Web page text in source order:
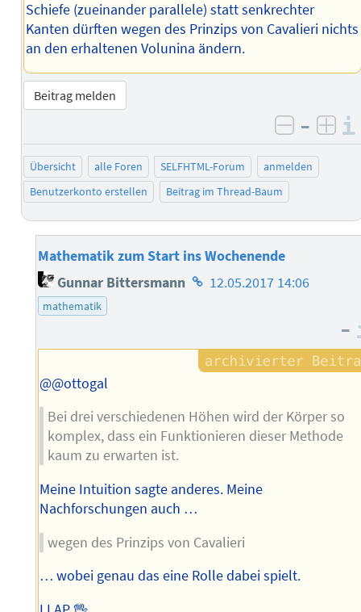
Schiefe (zueinander parallele) statt senkrechter
Kanten dürften wegen des Prinzips von Cavalieri nichts
an den erhaltenen Volunina ändern.
Beitrag melden
negativ
–
Übersicht alle Foren SELFHTML-Forum
anmelden
Benutzerkonto erstellen
Beitrag im Thread-Baum
Mathematik zum Start ins Wochenende
Gunnar Bittersmann Homepage
12.05.2017 14:06
mathematik
–
@@ottogal
Bei drei verschiedenen Höhen wird der Körper so
komplex, dass ein Funktionieren dieser Methode
kaum zu erwarten ist.
Meine Intuition sagte anderes. Meine
Nachforschungen auch …
wegen des Prinzips von Cavalieri
… wobei genau das eine Rolle dabei spielt.